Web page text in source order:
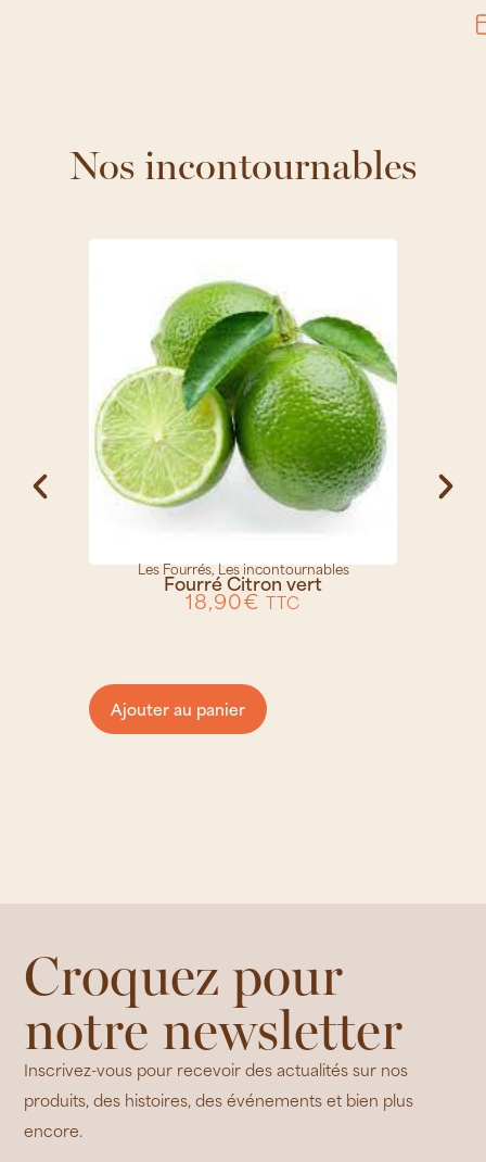
Nos incontournables
Les Fourrés, Les incontournables
Fourré Citron vert
18,90€ TTC
Ajouter au panier
Croquez pour
notre newsletter
Inscrivez-vous pour recevoir des actualités sur nos
produits, des histoires, des événements et bien plus
encore.